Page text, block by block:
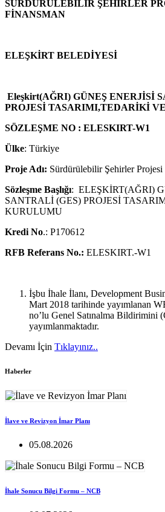
SÜRDÜRÜLEBİLİR ŞEHİRLER
FİNANSMAN
ELEŞKİRT BELEDİYESİ
Eleşkirt(AĞRI) GÜNEŞ ENERJİSİ
PROJESİ TASARIMI,TEDARİKİ
SÖZLEŞME NO : ELESKIRT-W1
Ülke: Türkiye
Proje Adı: Sürdürülebilir Şehirler
Sözleşme Başlığı: ELEŞKİRT(AĞRI)
SANTRALİ (GES) PROJESİ
KURULUMU
Kredi No.: P170612
RFB Referans No.: ELESKIRT.-W1
İşbu İhale İlanı, Development
Mart 2018 tarihinde yayımlanan
no’lu Genel Satınalma Bildirimini
yayımlanmaktadır.
Devamı İçin Tıklayınız..
Haberler
İlave ve Revizyon İmar Planı
05.08.2026
İhale Sonucu Bilgi Formu – NCB